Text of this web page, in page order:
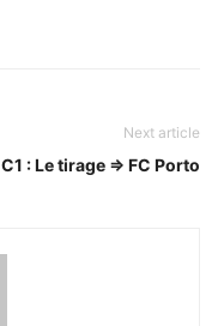
Next article
C1 : Le tirage => FC Porto